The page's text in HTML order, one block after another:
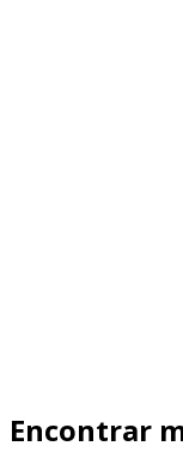
Encontrar